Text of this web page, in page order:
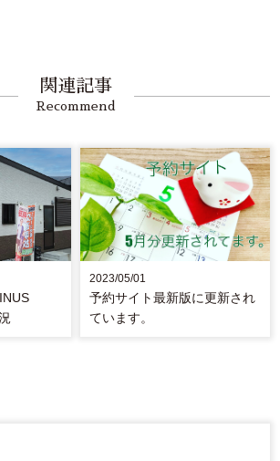
関連記事
Recommend
2023/05/01
予約サイト最新版に更新され
ています。